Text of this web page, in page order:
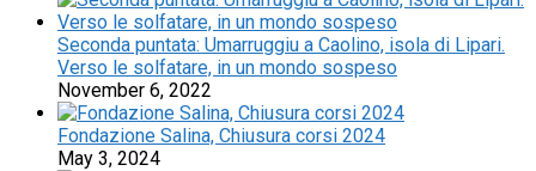
Seconda puntata: Umarruggiu a Caolino, isola di Lipari.
Verso le solfatare, in un mondo sospeso
November 6, 2022
Fondazione Salina, Chiusura corsi 2024
May 3, 2024